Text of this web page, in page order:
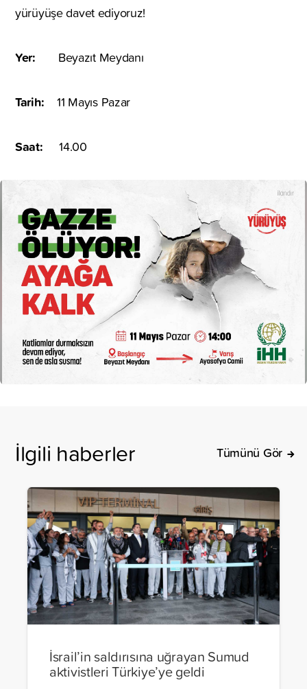
yürüyüşe davet ediyoruz!
Yer: Beyazıt Meydanı
Tarih: 11 Mayıs Pazar
Saat: 14.00
İlgili haberler Tümünü Gör
İsrail’in saldırısına uğrayan Sumud
aktivistleri Türkiye’ye geldi